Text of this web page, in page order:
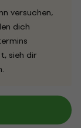
versuchen,
dich
sieh dir